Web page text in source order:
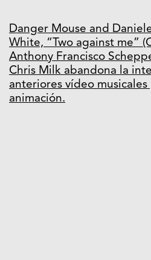
Danger Mouse and
White, “Two against me”
Anthony Francisco
Chris Milk abandona la
anteriores vídeo
animación.